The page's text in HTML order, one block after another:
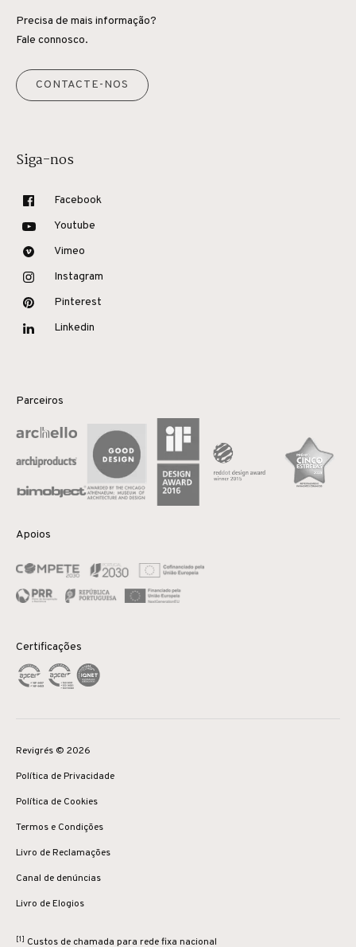
Precisa de mais informação?
Fale connosco.
CONTACTE-NOS
Siga-nos
Facebook
Youtube
Vimeo
Instagram
Pinterest
Linkedin
Parceiros
Apoios
Certificações
Revigrés © 2026
Política de Privacidade
Política de Cookies
Termos e Condições
Livro de Reclamações
Canal de denúncias
Livro de Elogios
[1] Custos de chamada para rede fixa nacional